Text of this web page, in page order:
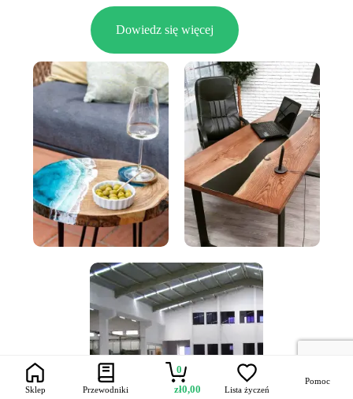
Dowiedz się więcej
Sklep Przewodniki
0
zł0,00 Lista życzeń
Pomoc